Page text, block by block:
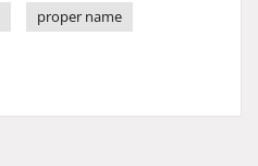
proper name